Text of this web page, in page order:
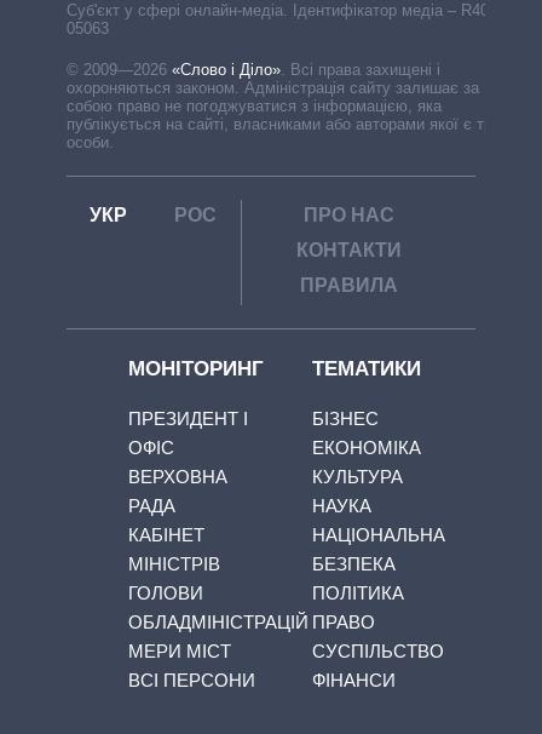
Cуб'єкт у сфері онлайн-медіа. Ідентифікатор медіа – R40-
05063
© 2009—2026 «Слово і Діло». Всі права захищені і
охороняються законом. Адміністрація сайту залишає за
собою право не погоджуватися з інформацією, яка
публікується на сайті, власниками або авторами якої є треті
особи.
УКР РОС
ПРО НАС
КОНТАКТИ
ПРАВИЛА
МОНІТОРИНГ
ПРЕЗИДЕНТ І
ОФІС
ВЕРХОВНА
РАДА
КАБІНЕТ
МІНІСТРІВ
ГОЛОВИ
ОБЛАДМІНІСТРАЦІЙ
МЕРИ МІСТ
ВСІ ПЕРСОНИ
ТЕМАТИКИ
БІЗНЕС
ЕКОНОМІКА
КУЛЬТУРА
НАУКА
НАЦІОНАЛЬНА
БЕЗПЕКА
ПОЛІТИКА
ПРАВО
СУСПІЛЬСТВО
ФІНАНСИ